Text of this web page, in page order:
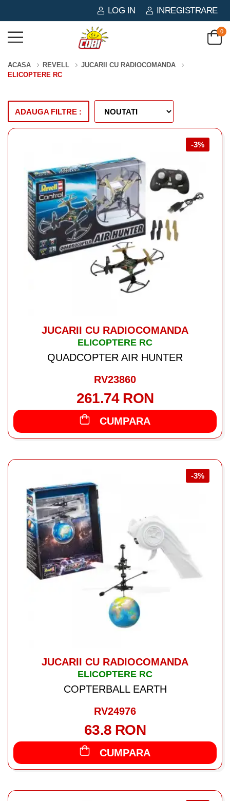
LOG IN INREGISTRARE
0
ACASA REVELL
JUCARII CU RADIOCOMANDA
ELICOPTERE RC
ADAUGA FILTRE :
-3%
JUCARII CU RADIOCOMANDA
ELICOPTERE RC
QUADCOPTER AIR HUNTER
RV23860
261.74 RON
CUMPARA
-3%
JUCARII CU RADIOCOMANDA
ELICOPTERE RC
COPTERBALL EARTH
RV24976
63.8 RON
CUMPARA